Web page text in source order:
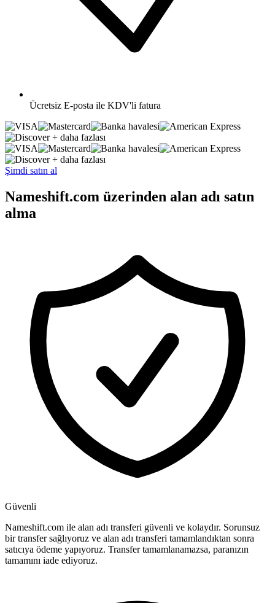
Ücretsiz E-posta ile KDV'li fatura
+ daha fazlası
+ daha fazlası
Şimdi satın al
Nameshift.com üzerinden alan adı satın
alma
Güvenli
Nameshift.com ile alan adı transferi güvenli ve kolaydır. Sorunsuz
bir transfer sağlıyoruz ve alan adı transferi tamamlandıktan sonra
satıcıya ödeme yapıyoruz. Transfer tamamlanamazsa, paranızın
tamamını iade ediyoruz.